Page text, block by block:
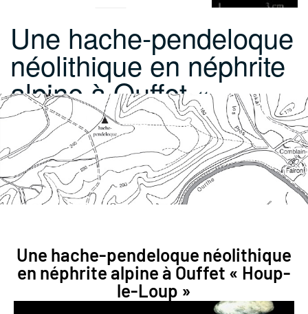
Une hache-pendeloque
néolithique en néphrite
alpine à Ouffet «…
Une hache-pendeloque néolithique
en néphrite alpine à Ouffet « Houp-
le-Loup »